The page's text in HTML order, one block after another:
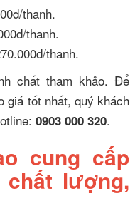
thanh.
thanh.
thanh.
chất tham khảo. Để
giá tốt nhất, quý khách
0903 000 320.
cung cấp
lượng,